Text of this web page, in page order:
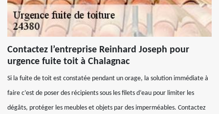
Contactez l’entreprise Reinhard Joseph pour
urgence fuite toit à Chalagnac
Si la fuite de toit est constatée pendant un orage, la solution immédiate à
faire c’est de poser des récipients sous les filets d’eau pour limiter les
dégâts, protéger les meubles et objets par des imperméables. Contactez